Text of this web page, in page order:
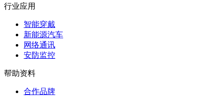
行业应用
智能穿戴
新能源汽车
网络通讯
安防监控
帮助资料
合作品牌